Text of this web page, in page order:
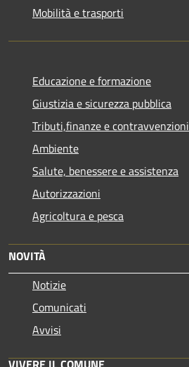
Mobilità e trasporti
Educazione e formazione
Giustizia e sicurezza pubblica
Tributi,finanze e contravvenzioni
Ambiente
Salute, benessere e assistenza
Autorizzazioni
Agricoltura e pesca
NOVITÀ
Notizie
Comunicati
Avvisi